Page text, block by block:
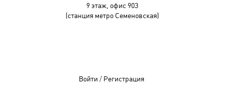
9 этаж, офис 903
(станция метро Семеновская)
Войти / Регистрация